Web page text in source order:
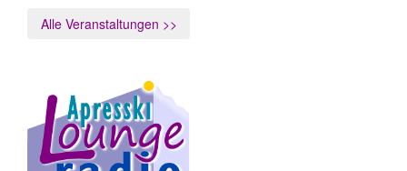
Alle Veranstaltungen >>